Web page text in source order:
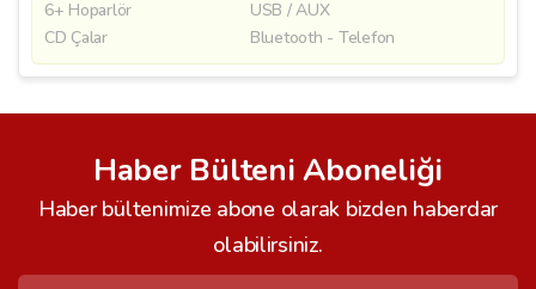
6+ Hoparlör
USB / AUX
CD Çalar
Bluetooth - Telefon
Haber Bülteni Aboneliği
Haber bültenimize abone olarak bizden haberdar
olabilirsiniz.